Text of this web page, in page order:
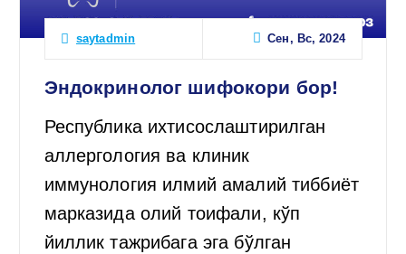
saytadmin Сен, Вс, 2024
Эндокринолог шифокори бор!
Республика ихтисослаштирилган
аллергология ва клиник
иммунология илмий амалий тиббиёт
марказида олий тоифали, кўп
йиллик тажрибага эга бўлган